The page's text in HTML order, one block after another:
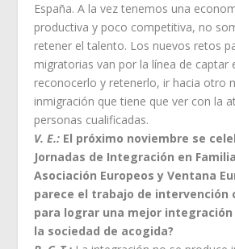
España. A la vez tenemos una
productiva y poco competitiva, no
retener el talento. Los nuevos retos
migratorias van por la línea de captar
reconocerlo y retenerlo, ir hacia otro
inmigración que tiene que ver con la
personas cualificadas.
V. E.: El próximo noviembre se
Jornadas de Integración en
Asociación Europeos y Ventana
parece el trabajo de intervención
para lograr una mejor integración
la sociedad de acogida?